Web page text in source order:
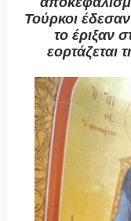
Τούρκοι
το έριξαν
εορτάζεται